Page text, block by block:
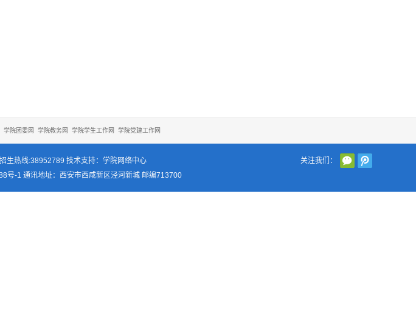
学院团委网 学院教务网 学院学生工作网 学院党建工作网
关注我们：
生热线:38952789 技术支持：学院网络中心
号-1 通讯地址：西安市西咸新区泾河新城 邮编713700